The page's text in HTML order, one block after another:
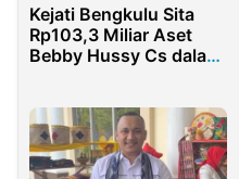
Kejati Bengkulu Sita
Rp103,3 Miliar Aset
Bebby Hussy Cs dalam